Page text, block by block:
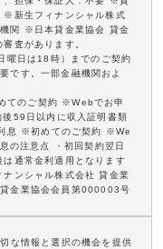
※新生フィナンシャル株式
関 ※日本貸金業協会 貸金
査があります。
曜日は18時）までのご契約
です。一部金融機関およ
てのご契約 ※Webでお申
59日以内に収入証明書類
息 ※初めてのご契約 ※We
の注意点 ・初回契約翌日
通常金利適用となります
ナンシャル株式会社 貸金業
金業協会会員第000003号
な情報と選択の機会を提供